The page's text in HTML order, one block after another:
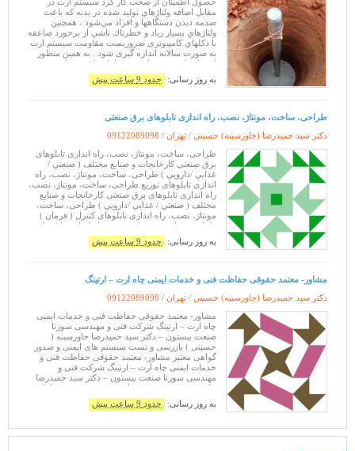
مقابل اضافه ولتاژهاي توليد شده در بدنه كه باعث
صدمه ديدن دستگاهها و افراد مي‌شود ، همچنين
ولتاژهاي بسيار زياد و خطرناك ناشي از برخورد صاعقه
با دكلهاي کامپیوتری ضروریست مقاومت سیستم ارت
به صورت سالانه اندازه گیری شود . به همين منظور
استفاده از سيستم ارت و حفاظت از تجهيزات
بسيارلازم و ضروري است بعلاوه با افزايش
به روز رسانی: حدود 9 ساعت پیش
طراحی، ساخت، مونتاژ، نصب، راه اندازی تابلوهای برق صنعتی
دکتر سيد حميدرضا (جاورسینه) حسيني / تهران / 09122089098
طراحی، ساخت، مونتاژ، نصب، راه اندازی تابلوهای
برق صنعتی كارخانجات و صنايع مختلف ( صنعتي /
غذايي /دارويي ) طراحی، ساخت، مونتاژ، نصب، راه
اندازی تابلوهای توزیع طراحی، ساخت، مونتاژ، نصب،
راه اندازی تابلوهای برق صنعتی كارخانجات و صنايع
مختلف ( صنعتي / غذايي /دارويي ) طراحی، ساخت،
مونتاژ، نصب، راه اندازی تابلوهای کنترل ( فرمان )
طراحی، ساخت، مونتاژ، نصب، راه اندازی تابلوهای
برق صنعتی كارخانجات و صن
به روز رسانی: حدود 9 ساعت پیش
مشاور- معتمد حقوقی حفاظت فنی و خدمات ایمنی چاه ارت – ارتینگ
دکتر سيد حميدرضا (جاورسینه) حسيني / تهران / 09122089098
مشاور- معتمد حقوقی حفاظت فنی و خدمات ایمنی
چاه ارت – ارتینگ شرکت فنی و مهندسی سورنا
صنعت بیستون – دکتر سید حمیدرضا جاورسینه (
حسینی ) بازرسی و تست سیستم های ایمنی و صدور
گواهی معتبر مشاور- معتمد حقوقی حفاظت فنی و
خدمات ایمنی چاه ارت – ارتینگ شرکت فنی و
مهندسی سورنا صنعت بیستون – دکتر سید حمیدرضا
جاورسینه ( حسینی ) مشاور- معتمد حقوقی حفاظت
فنی و خدمات ایمنی چاه ارت – ارتینگ چاه ارت –
ارتینگ
به روز رسانی: حدود 9 ساعت پیش